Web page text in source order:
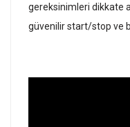
gereksinimleri dikkate
güvenilir start/stop ve